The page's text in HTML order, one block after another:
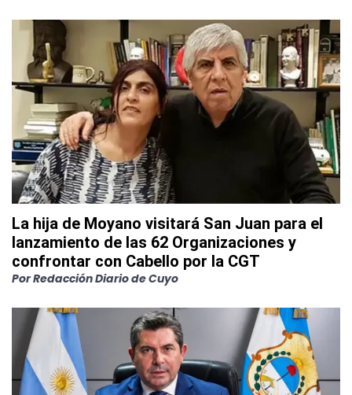
La hija de Moyano visitará San Juan para el
lanzamiento de las 62 Organizaciones y
confrontar con Cabello por la CGT
PorRedacción Diario de Cuyo